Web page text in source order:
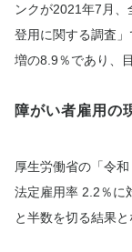
ンクが2021年7月
登用に関する調査
増の8.9％であり、
障がい者雇用の
厚生労働省の「令
法定雇用率 2.2％に
と半数を切る結果と